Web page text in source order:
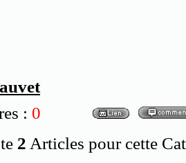
: 0
2 Articles pour cette